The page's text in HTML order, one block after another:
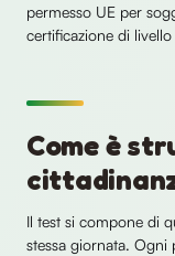
permesso UE per
certificazione di
Come è
Il test si compone di
stessa giornata. Ogni